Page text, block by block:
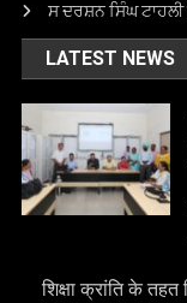
ਸ ਦਰਸ਼ਨ ਸਿੰਘ
LATEST NEWS
शिक्षा क्रांति के